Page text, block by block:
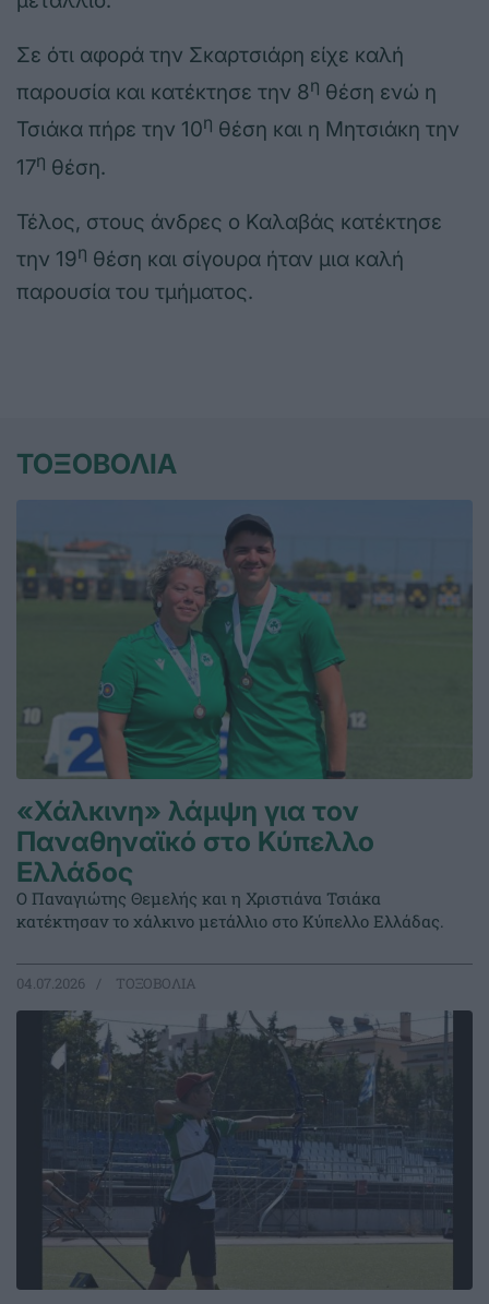
Σε ότι αφορά την Σκαρτσιάρη είχε καλή
παρουσία και κατέκτησε την 8η θέση ενώ η
Τσιάκα πήρε την 10η θέση και η Μητσιάκη την
17η θέση.
Τέλος, στους άνδρες ο Καλαβάς κατέκτησε
την 19η θέση και σίγουρα ήταν μια καλή
παρουσία του τμήματος.
ΤΟΞΟΒΟΛΙΑ
«Χάλκινη» λάμψη για τον
Παναθηναϊκό στο Κύπελλο
Ελλάδος
Ο Παναγιώτης Θεμελής και η Χριστιάνα Τσιάκα
κατέκτησαν το χάλκινο μετάλλιο στο Κύπελλο Ελλάδας.
04.07.2026 ΤΟΞΟΒΟΛΙΑ